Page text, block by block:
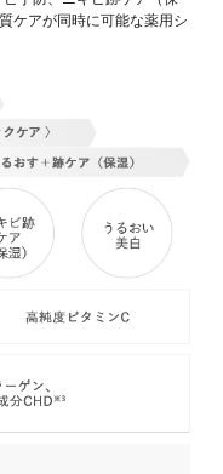
ケアが同時に可能な薬用シ